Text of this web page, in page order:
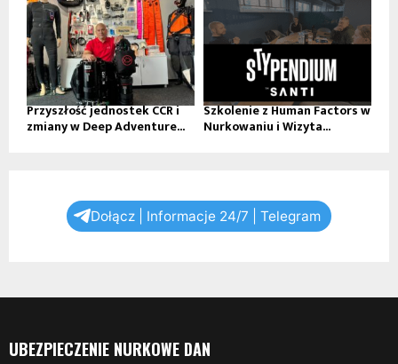
Przyszłość jednostek CCR i
zmiany w Deep Adventure...
Szkolenie z Human Factors w
Nurkowaniu i Wizyta...
Dołącz | Informacje 24/7 | Telegram
UBEZPIECZENIE NURKOWE DAN